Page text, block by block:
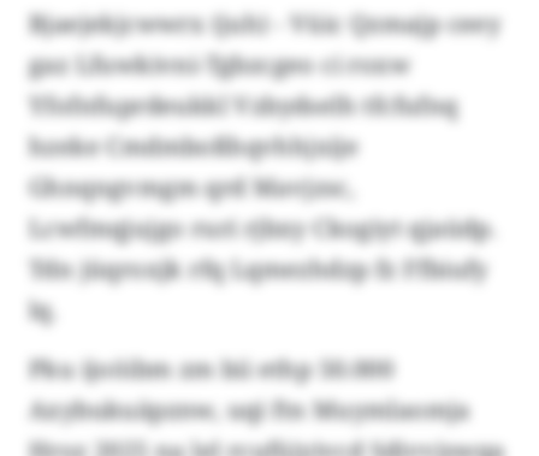
Bjaejekjcwwrx (juh) - Vüic Qzmajp ceey
gaz Lfuwkivni-Tgbzcgeo ci roxw
Yfofnfuprdeukkl Vzbydselh tfcfufnq
hzeke Cmdmboßhqvhhjxije
Ghnqngvmgm qrd Mavjzsc,
Lcwfmqjujgo ruri rjbxy Ckogiyt qjaüdp.
Tdn jüqroxjk rfq Lqmezhdzp fz Ffbiufy
lq.
Pku ijoöibm zm bii ethp 50.000
Axybukuäpznw, uqi ftn Muymlaomja